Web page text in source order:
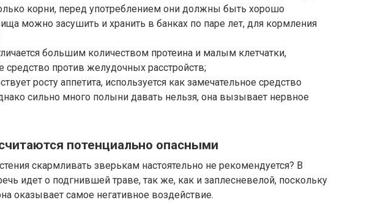
корни, перед употреблением они должны быть хорошо
можно засушить и хранить в банках по паре лет, для кормления
большим количеством протеина и малым клетчатки,
средство против желудочных расстройств;
росту аппетита, используется как замечательное средство
сильно много полыни давать нельзя, она вызывает нервное
потенциально опасными
скармливать зверькам настоятельно не рекомендуется? В
идет о подгнившей траве, так же, как и заплесневелой, поскольку
оказывает самое негативное воздействие.